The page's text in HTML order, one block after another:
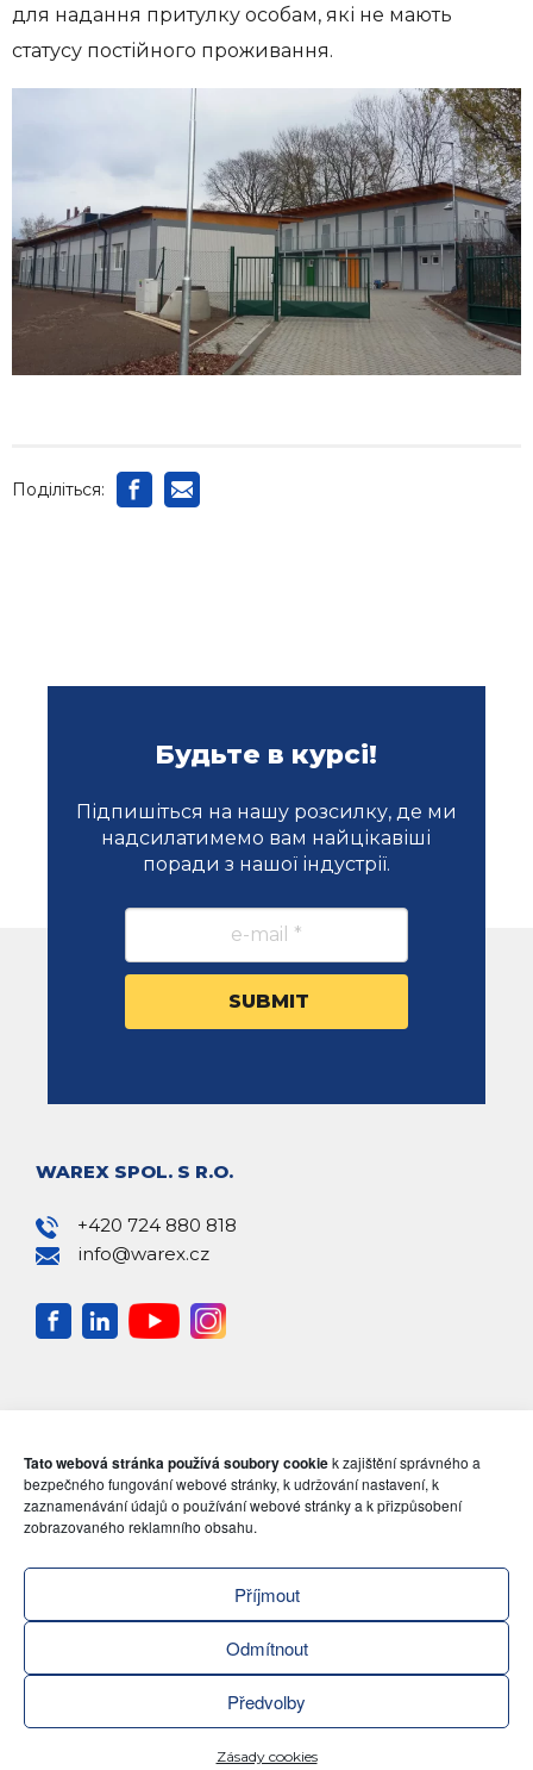
Tato webová stránka používá soubory cookiek zajištění správného a
bezpečného fungování webové stránky, k udržování nastavení, k
zaznamenávání údajů o používání webové stránky a k přizpůsobení
zobrazovaného reklamního obsahu.
Příjmout
Odmítnout
Předvolby
Zásady cookies
для надання притулку особам, які не мають
статусу постійного проживання.
Поділіться:
Будьте в курсі!
Підпишіться на нашу розсилку, де ми
надсилатимемо вам найцікавіші
поради з нашої індустрії.
WAREX SPOL. S R.O.
+420 724 880 818
info@warex.cz
ZENI